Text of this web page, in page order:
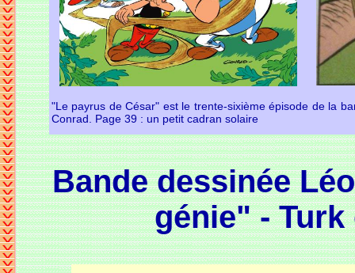
"Le payrus de César" est le trente-sixième épisode de la
Conrad. Page 39 : un petit cadran solaire
Bande dessinée
génie" - Turk